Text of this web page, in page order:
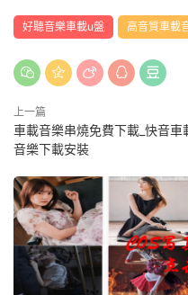
好聽音樂車載u盤 高音質車載
上一篇
車載音樂串燒免費下載_快音車
音樂下載安裝